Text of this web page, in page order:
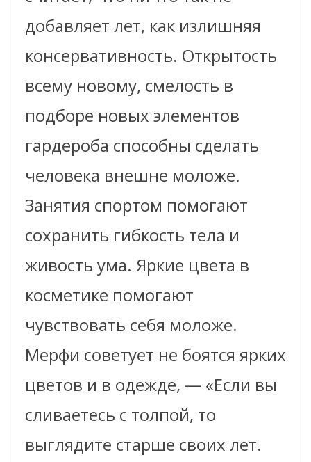
добавляет лет, как излишняя
консервативность. Открытость
всему новому, смелость в
подборе новых элементов
гардероба способны сделать
человека внешне моложе.
Занятия cпортом помогают
сохранить гибкость тела и
живость ума. Яркие цвета в
косметике помогают
чувствовать себя моложе.
Мерфи советует не боятся ярких
цветов и в одежде, — «Если вы
сливаетесь с толпой, то
выглядите старше своих лет.